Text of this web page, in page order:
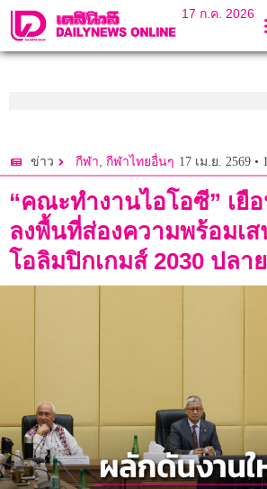
17 ก.ค. 2026
ข่าว กีฬา, กีฬาไทยอื่นๆ 17 เม.ย. 2569 •
“คณะทำงานไอโอซี” เยื
ลงพื้นที่ส่องความพร้อมเ
โอลิมปิกเกมส์ 2030 ปลา